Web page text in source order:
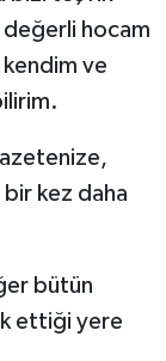
hocam
kendim ve
kez daha
bütün
ettiği yere